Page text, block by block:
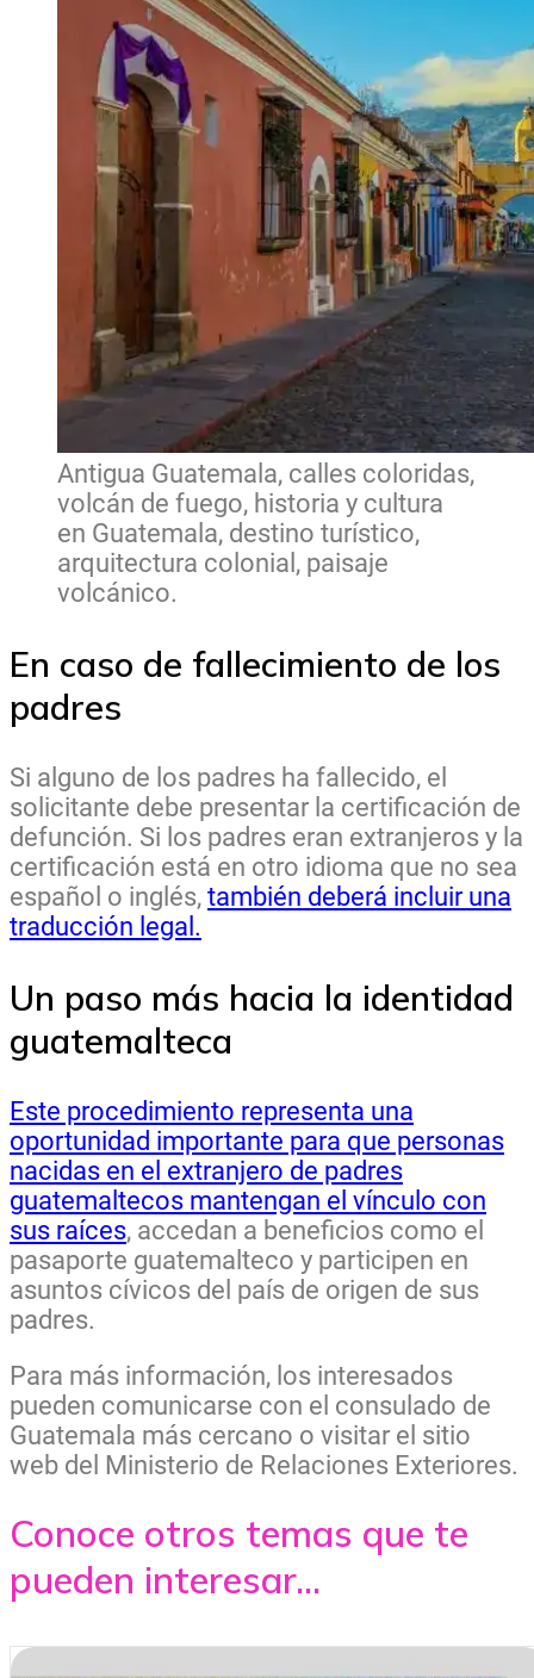
Antigua Guatemala, calles coloridas,
volcán de fuego, historia y cultura
en Guatemala, destino turístico,
arquitectura colonial, paisaje
volcánico.
En caso de fallecimiento de los
padres
Si alguno de los padres ha fallecido, el
solicitante debe presentar la certificación de
defunción. Si los padres eran extranjeros y la
certificación está en otro idioma que no sea
español o inglés, también deberá incluir una
traducción legal.
Un paso más hacia la identidad
guatemalteca
Este procedimiento representa una
oportunidad importante para que personas
nacidas en el extranjero de padres
guatemaltecos mantengan el vínculo con
sus raíces, accedan a beneficios como el
pasaporte guatemalteco y participen en
asuntos cívicos del país de origen de sus
padres.
Para más información, los interesados
pueden comunicarse con el consulado de
Guatemala más cercano o visitar el sitio
web del Ministerio de Relaciones Exteriores.
Conoce otros temas que te
pueden interesar...